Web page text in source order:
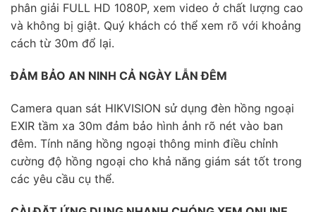
phân giải FULL HD 1080P, xem video ở chất lượng cao
và không bị giật. Quý khách có thể xem rõ với khoảng
cách từ 30m đổ lại.
ĐẢM BẢO AN NINH CẢ NGÀY LẪN ĐÊM
Camera quan sát HIKVISION sử dụng đèn hồng ngoại
EXIR tầm xa 30m đảm bảo hình ảnh rõ nét vào ban
đêm. Tính năng hồng ngoại thông minh điều chỉnh
cường độ hồng ngoại cho khả năng giám sát tốt trong
các yêu cầu cụ thể.